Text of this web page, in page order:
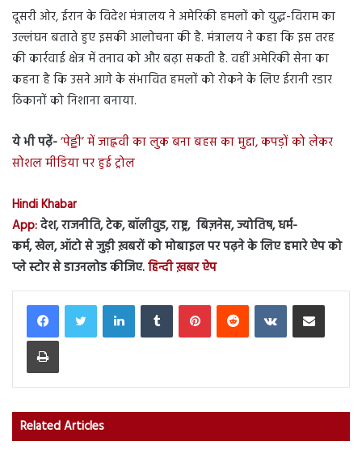
दूसरी ओर, ईरान के विदेश मंत्रालय ने अमेरिकी हमलों को युद्ध-विराम का
उल्लंघन बताते हुए इसकी आलोचना की है. मंत्रालय ने कहा कि इस तरह
की कार्रवाई क्षेत्र में तनाव को और बढ़ा सकती है. वहीं अमेरिकी सेना का
कहना है कि उसने आगे के संभावित हमलों को रोकने के लिए ईरानी रडार
ठिकानों को निशाना बनाया.
ये भी पढ़ें-‘पेड्डी’ में जाह्नवी का लुक बना बहस का मुद्दा, कपड़ों को लेकर
सोशल मीडिया पर हुई ट्रोल
Hindi Khabar
App:देश, राजनीति, टेक, बॉलीवुड, राष्ट्र, बिज़नेस, ज्योतिष, धर्म-
कर्म, खेल, ऑटो से जुड़ी ख़बरों को मोबाइल पर पढ़ने के लिए हमारे ऐप को
प्ले स्टोर से डाउनलोड कीजिए.हिन्दी ख़बर ऐप
LinkedInTumblr PinterestReddit VKontakteShare via Email
Print
Related Articles